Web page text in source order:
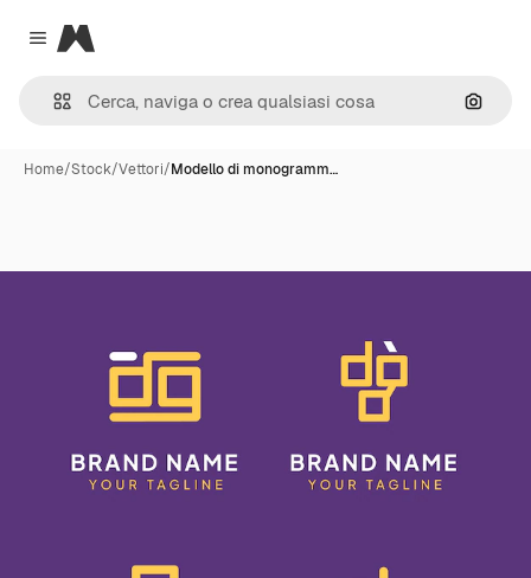
Close menu
Magnific
Cerca
Home/Stock/Vettori/Modello di monogramm…